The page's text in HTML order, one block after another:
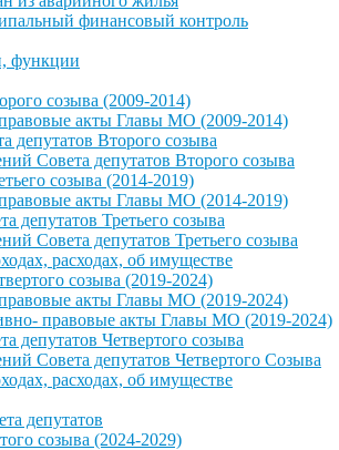
финансовый контроль
функции
созыва (2009-2014)
акты Главы МО (2009-2014)
депутатов Второго созыва
Совета депутатов Второго созыва
созыва (2014-2019)
акты Главы МО (2014-2019)
депутатов Третьего созыва
Совета депутатов Третьего созыва
расходах, об имуществе
созыва (2019-2024)
акты Главы МО (2019-2024)
правовые акты Главы МО (2019-2024)
депутатов Четвертого созыва
Совета депутатов Четвертого Созыва
расходах, об имуществе
депутатов
созыва (2024-2029)